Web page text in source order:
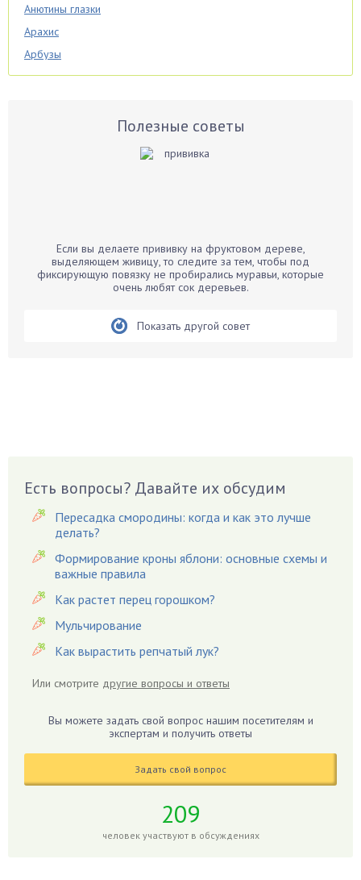
Анютины глазки
Арахис
Арбузы
Аспарагус
Бархатцы
Бегония
Вешенки
Виноград
Вредители
Гардения
Гацания
Гвоздики
Георгины
Гиацинт
Гладиолусы
Полезные советы
Если вы делаете прививку на фруктовом дереве,
выделяющем живицу, то следите за тем, чтобы под
фиксирующую повязку не пробирались муравьи, которые
очень любят сок деревьев.
Показать другой совет
Есть вопросы? Давайте их обсудим
Пересадка смородины: когда и как это лучше
делать?
Формирование кроны яблони: основные схемы и
важные правила
Как растет перец горошком?
Мульчирование
Как вырастить репчатый лук?
Или смотрите другие вопросы и ответы
Вы можете задать свой вопрос нашим посетителям и
экспертам и получить ответы
Задать свой вопрос
209
человек участвуют в обсуждениях